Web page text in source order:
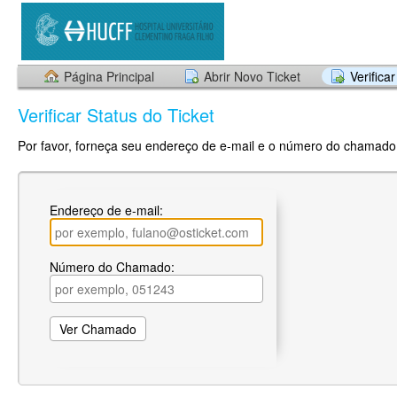
Página Principal Abrir Novo Ticket
Verificar Status do Ticket
Por favor, forneça seu endereço de e-mail e o número do
Endereço de e-mail:
Número do Chamado: